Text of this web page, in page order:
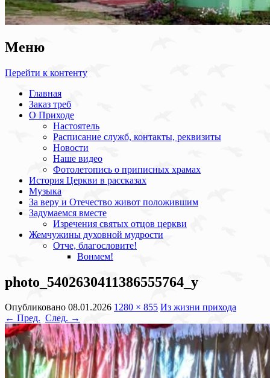
Меню
Перейти к контенту
Главная
Заказ треб
О Приходе
Настоятель
Расписание служб, контакты, реквизиты
Новости
Наше видео
Фотолетопись о приписных храмах
История Церкви в рассказах
Музыка
За веру и Отечество живот положившим
Задумаемся вместе
Изречения святых отцов церкви
Жемчужины духовной мудрости
Отче, благословите!
Вонмем!
photo_5402630411386555764_y
Опубликовано 08.01.2026 1280 × 855 Из жизни прихода
← Пред. След. →